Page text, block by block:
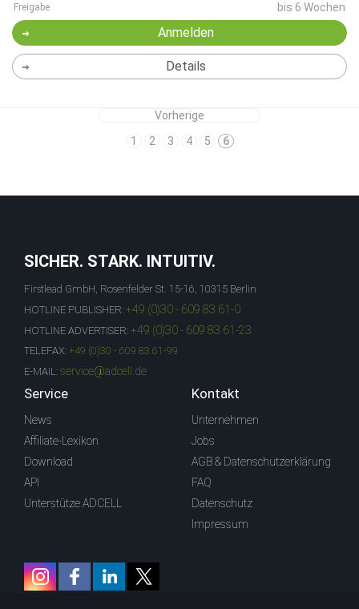
Freigabe bis 6 Wochen
Anmelden
Details
Vorherige
1
2 3 4 5 6
SICHER. STARK. INTUITIV.
Firstlead GmbH, Rosenfelder St. 15-16, 10315 Berlin
HOTLINE PUBLISHER: +49 (0)30 - 609 83 61-0
HOTLINE ADVERTISER: +49 (0)30 - 609 83 61-23
TELEFAX: +49 (0)30 - 609 83 61-99
E-MAIL: service@adcell.de
Service
News
Affiliate-Lexikon
Download
API
Unterstütze ADCELL
Kontakt
Unternehmen
Jobs
AGB & Datenschutzerklärung
FAQ
Datenschutz
Impressum